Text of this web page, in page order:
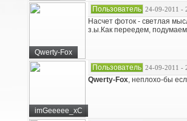
Qwerty-Fox
Пользователь 24-09-2011 -
Насчет фоток - светлая
з.ы.Как переедем,
imGeeeee_xC
Пользователь 24-09-2011 -
Qwerty-Fox, неплохо-бы